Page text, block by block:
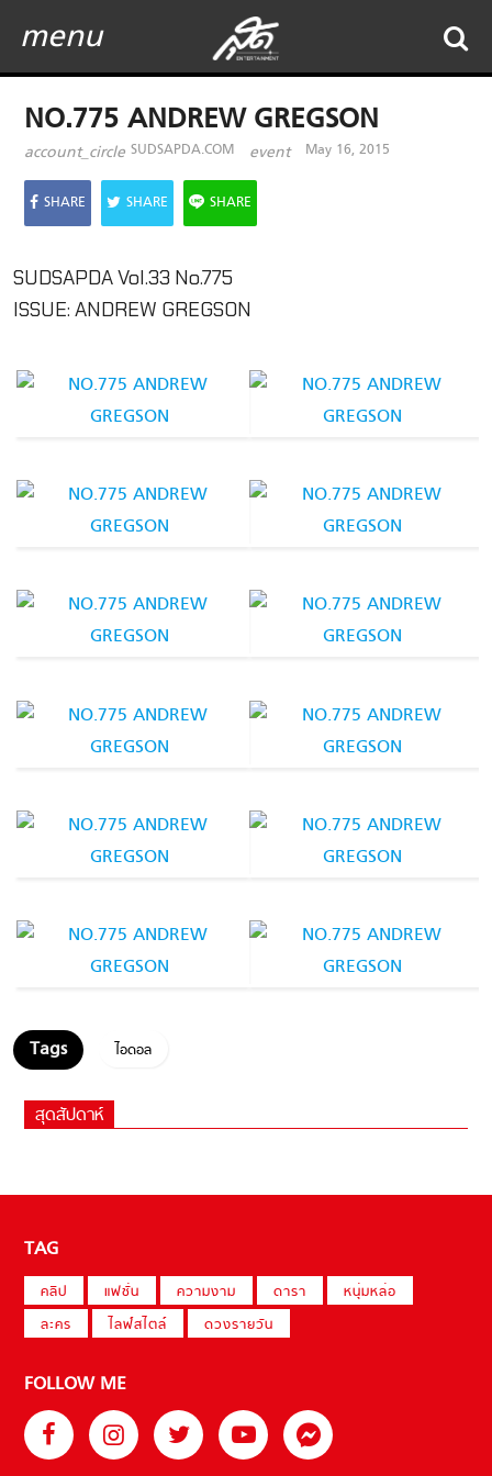
menu
NO.775 ANDREW GREGSON
account_circle SUDSAPDA.COM event May 16, 2015
SHARE SHARE SHARE
SUDSAPDA Vol.33 No.775
ISSUE: ANDREW GREGSON
ไอดอล
สุดสัปดาห์
TAG
คลิป แฟชั่น ความงาม ดารา
หนุ่มหล่อ
ละคร
ไลฟ์สไตล์ ดวงรายวัน
FOLLOW ME